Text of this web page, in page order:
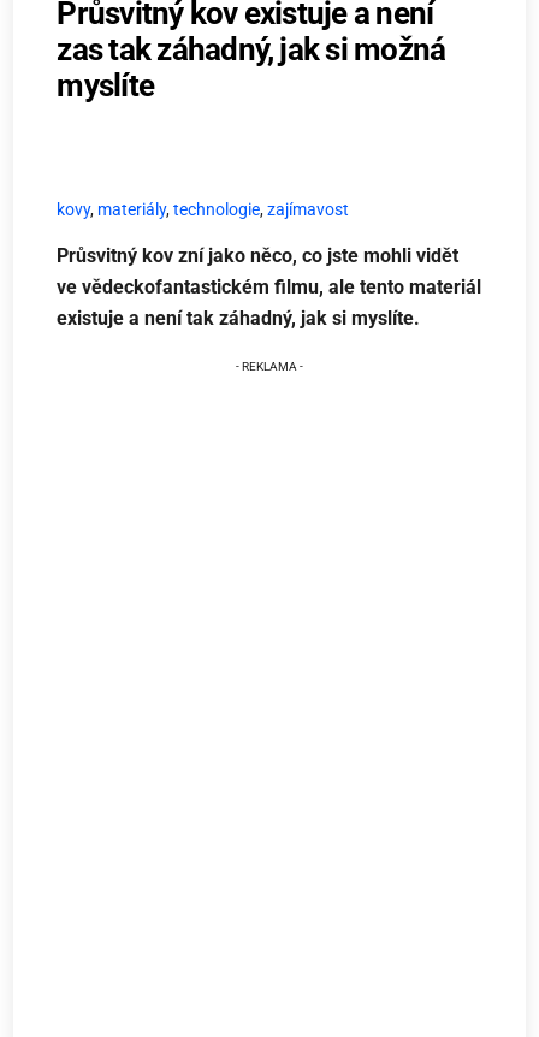
Průsvitný kov existuje a není
zas tak záhadný, jak si možná
myslíte
kovy, materiály,technologie,zajímavost
Průsvitný kov zní jako něco, co jste mohli vidět
ve vědeckofantastickém filmu, ale tento materiál
existuje a není tak záhadný, jak si myslíte.